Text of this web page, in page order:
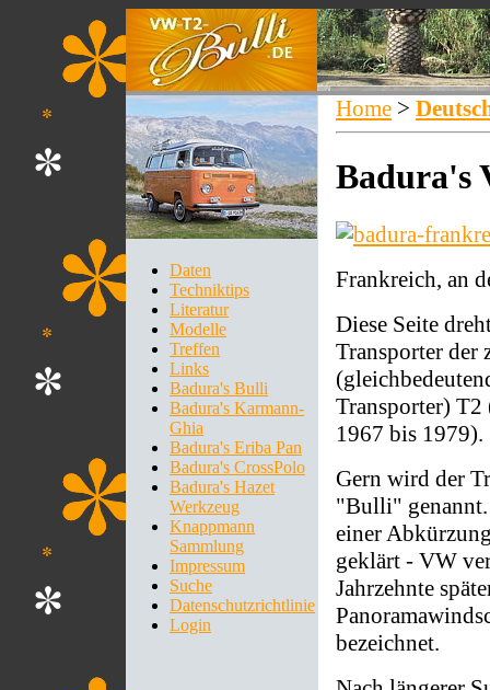
Daten
Techniktips
Literatur
Modelle
Treffen
Links
Badura's Bulli
Badura's Karmann-
Ghia
Badura's Eriba Pan
Badura's CrossPolo
Badura's Hazet
Werkzeug
Knappmann
Sammlung
Impressum
Suche
Datenschutzrichtlinie
Login
Home >
Badura's
Frankreich, an
Diese Seite
Transporter der
Transporter) T2
1967 bis 1979).
Gern wird der
"Bulli" genannt.
einer
geklärt - VW
Jahrzehnte
bezeichnet.